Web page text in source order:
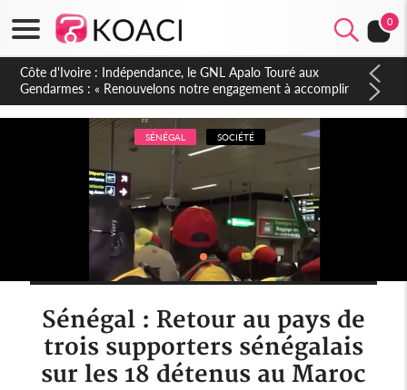
0
Sierra Leone : Un projet de réforme constitutionnelle en
gestation, points clés des amendements, un exclu d'avance
SÉNÉGAL SOCIÉTÉ
Sénégal : Retour au pays de
trois supporters sénégalais
sur les 18 détenus au Maroc